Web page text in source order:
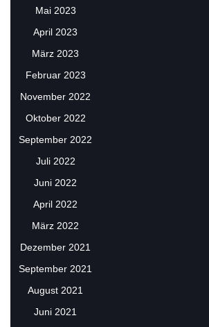
Mai 2023
April 2023
März 2023
Februar 2023
November 2022
Oktober 2022
September 2022
Juli 2022
Juni 2022
April 2022
März 2022
Dezember 2021
September 2021
August 2021
Juni 2021